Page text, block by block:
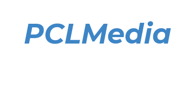
PCLMedia